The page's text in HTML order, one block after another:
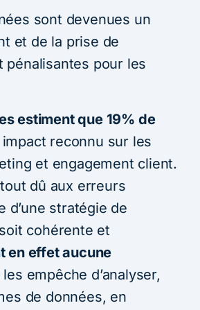
sont devenues un
et de la prise de
pour les
estiment que 19% de
reconnu sur les
et engagement client.
dû aux erreurs
d’une stratégie de
cohérente et
en effet aucune
empêche d’analyser,
de données, en